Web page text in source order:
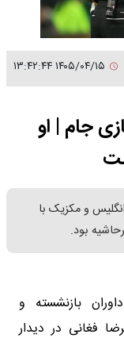
جام | او
و مکزیک با
بود.
بازنشسته و
فغانی در دیدار